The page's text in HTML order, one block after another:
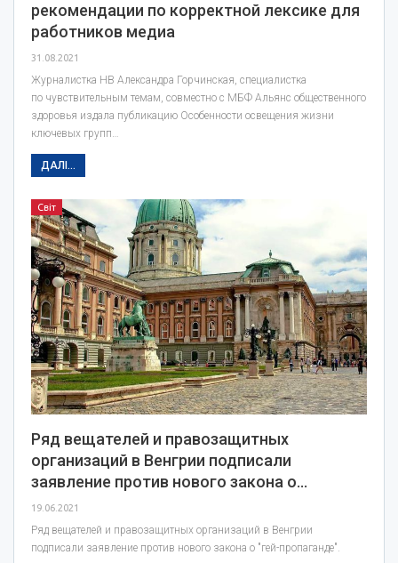
рекомендации по корректной лексике для
работников медиа
31.08.2021
Журналистка НВ Александра Горчинская, специалистка
по чувствительным темам, совместно с МБФ Альянс общественного
здоровья издала публикацию Особенности освещения жизни
ключевых групп…
ДАЛІ...
Світ
Ряд вещателей и правозащитных
организаций в Венгрии подписали
заявление против нового закона о…
19.06.2021
Ряд вещателей и правозащитных организаций в Венгрии
подписали заявление против нового закона о "гей-пропаганде".